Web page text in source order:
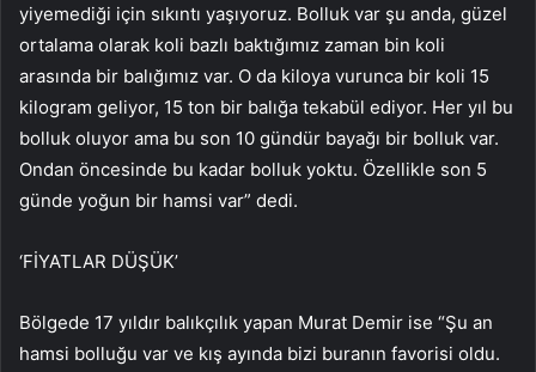
yiyemediği için sıkıntı yaşıyoruz. Bolluk var şu anda, güzel
ortalama olarak koli bazlı baktığımız zaman bin koli
arasında bir balığımız var. O da kiloya vurunca bir koli 15
kilogram geliyor, 15 ton bir balığa tekabül ediyor. Her yıl bu
bolluk oluyor ama bu son 10 gündür bayağı bir bolluk var.
Ondan öncesinde bu kadar bolluk yoktu. Özellikle son 5
günde yoğun bir hamsi var” dedi.
‘FİYATLAR DÜŞÜK’
Bölgede 17 yıldır balıkçılık yapan Murat Demir ise “Şu an
hamsi bolluğu var ve kış ayında bizi buranın favorisi oldu.